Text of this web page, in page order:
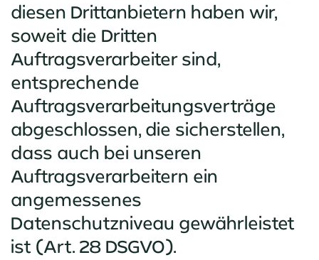
diesen Drittanbietern haben wir,
soweit die Dritten
Auftragsverarbeiter sind,
entsprechende
Auftragsverarbeitungsverträge
abgeschlossen, die sicherstellen,
dass auch bei unseren
Auftragsverarbeitern ein
angemessenes
Datenschutzniveau gewährleistet
ist (Art. 28 DSGVO).